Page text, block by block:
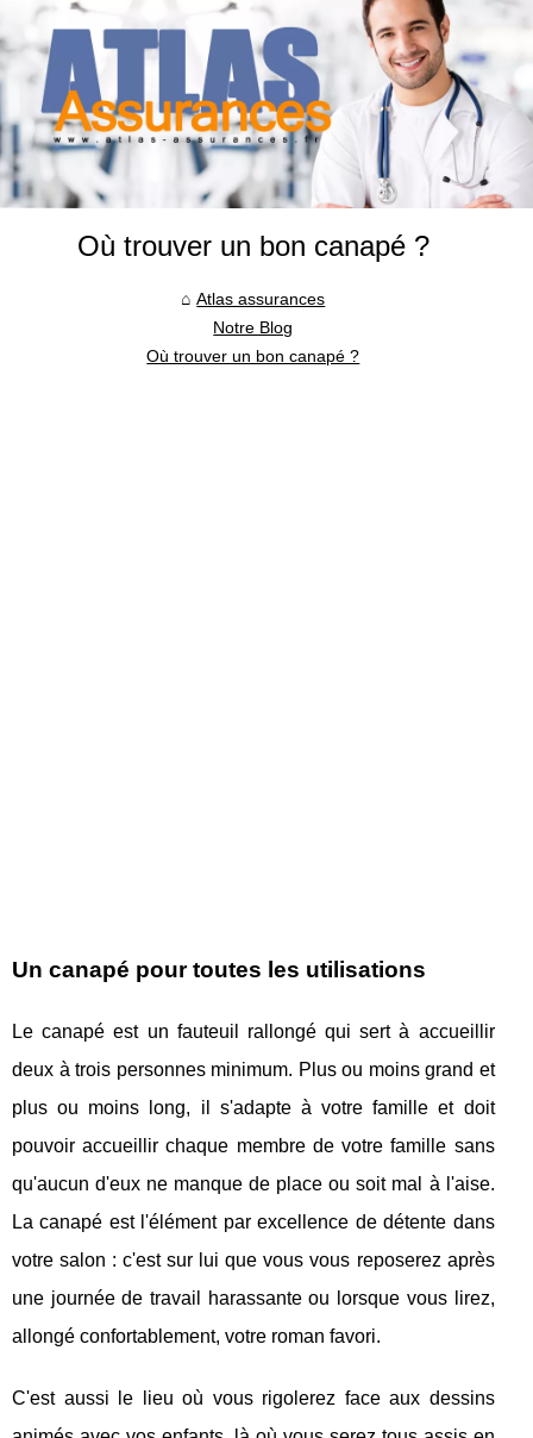
Où trouver un bon canapé ?
Atlas assurances
Notre Blog
Où trouver un bon canapé ?
Un canapé pour toutes les utilisations
Le canapé est un fauteuil rallongé qui sert à accueillir
deux à trois personnes minimum. Plus ou moins grand et
plus ou moins long, il s'adapte à votre famille et doit
pouvoir accueillir chaque membre de votre famille sans
qu'aucun d'eux ne manque de place ou soit mal à l'aise.
La canapé est l'élément par excellence de détente dans
votre salon : c'est sur lui que vous vous reposerez après
une journée de travail harassante ou lorsque vous lirez,
allongé confortablement, votre roman favori.
C'est aussi le lieu où vous rigolerez face aux dessins